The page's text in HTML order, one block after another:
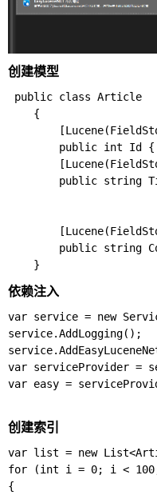
创建模型
public class Article
    {
public int Id
public string
public string
依赖注入
var service = new
service.AddLogging();
var serviceProvider =
var easy =
创建索引
var list = new
for (int i = 0; i <
{